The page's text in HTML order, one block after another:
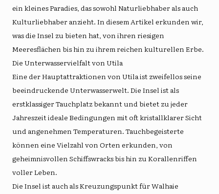
ein kleines Paradies, das sowohl Naturliebhaber als auch
Kulturliebhaber anzieht. In diesem Artikel erkunden wir,
was die Insel zu bieten hat, von ihren riesigen
Meeresflächen bis hin zu ihrem reichen kulturellen Erbe.
Die Unterwasservielfalt von Utila
Eine der Hauptattraktionen von Utila ist zweifellos seine
beeindruckende Unterwasserwelt. Die Insel ist als
erstklassiger Tauchplatz bekannt und bietet zu jeder
Jahreszeit ideale Bedingungen mit oft kristallklarer Sicht
und angenehmen Temperaturen. Tauchbegeisterte
können eine Vielzahl von Orten erkunden, von
geheimnisvollen Schiffswracks bis hin zu Korallenriffen
voller Leben.
Die Insel ist auch als Kreuzungspunkt für Walhaie